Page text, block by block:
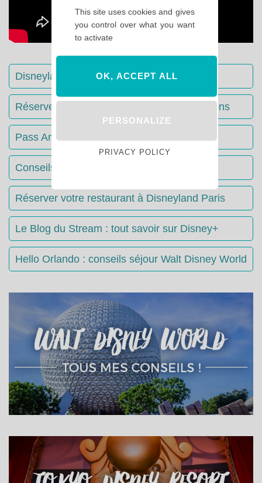
Disneyland Paris : Le guide complet
Réserver votre séjour : toutes les informations
Pass Annuels Disney : informations
Conseils & Astuces Disneyland Paris
Réserver votre restaurant à Disneyland Paris
Le Blog du Stream : tout savoir sur Disney+
Hello Orlando : conseils séjour Walt Disney World
This site uses cookies and gives
you control over what you want
to activate
OK, ACCEPT ALL
PERSONALIZE
PRIVACY POLICY